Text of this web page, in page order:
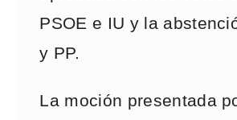
PSOE e IU y la
y PP.
La moción presentada